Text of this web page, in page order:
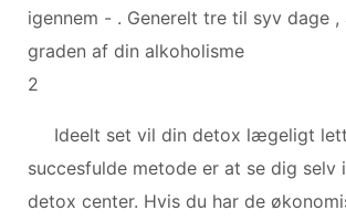
igennem - . Generelt tre til syv dage
graden af ​​din alkoholisme
2
Ideelt set vil din detox lægeligt
succesfulde metode er at se dig selv
detox center. Hvis du har de